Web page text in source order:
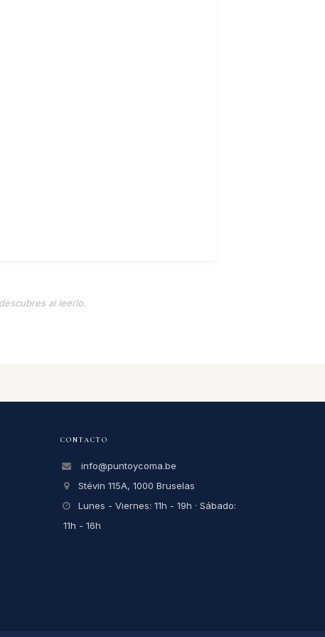
al leerlo.
CONTACTO
info@puntoycoma.be
Stévin 115A, 1000 Bruselas
Lunes - Viernes: 11h - 19h · Sábado:
11h - 16h